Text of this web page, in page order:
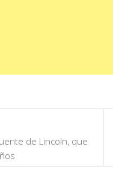
de Lincoln, que